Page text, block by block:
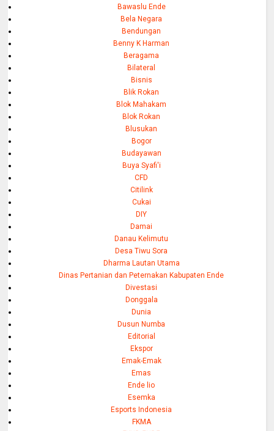
Bawaslu Ende
Bela Negara
Bendungan
Benny K Harman
Beragama
Bilateral
Bisnis
Blik Rokan
Blok Mahakam
Blok Rokan
Blusukan
Bogor
Budayawan
Buya Syafi'i
CFD
Citilink
Cukai
DIY
Damai
Danau Kelimutu
Desa Tiwu Sora
Dharma Lautan Utama
Dinas Pertanian dan Peternakan Kabupaten Ende
Divestasi
Donggala
Dunia
Dusun Numba
Editorial
Ekspor
Emak-Emak
Emas
Ende lio
Esemka
Esports Indonesia
FKMA